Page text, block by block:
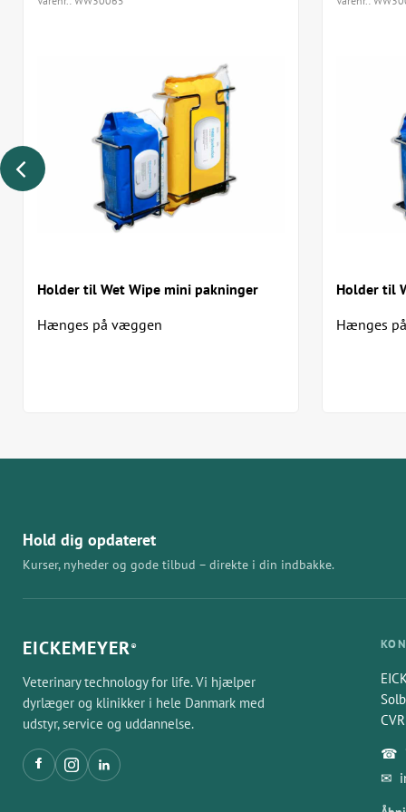
Holder til Wet Wipe mini pakninger
Hænges på væggen
Holder til
Hænges
Hold dig opdateret
Kurser, nyheder og gode tilbud – direkte i din indbakke.
EICKEMEYER®
Veterinary technology for life. Vi hjælper
dyrlæger og klinikker i hele Danmark med
udstyr, service og uddannelse.
☎
✉